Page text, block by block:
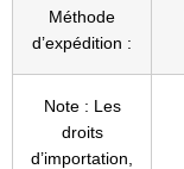
Méthode
d’expédition :
Note : Les
droits
d’importation,